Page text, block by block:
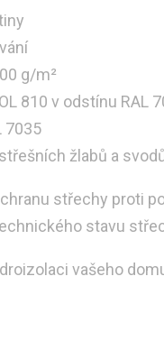
g/m²
810 v odstínu RAL
7035
žlabů a
střechy proti
stavu
vašeho